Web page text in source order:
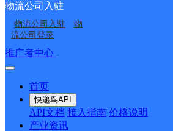
物流公司入驻
物流公司入驻
物
流公司登录
推广者中心
首页
快递鸟API
API文档 接入指南 价格说明
产业资讯
河南临颍县公司一环路
服务部
河南漯河公司老窝镇寄
接口API
API接口 DEMO下载
关于我们